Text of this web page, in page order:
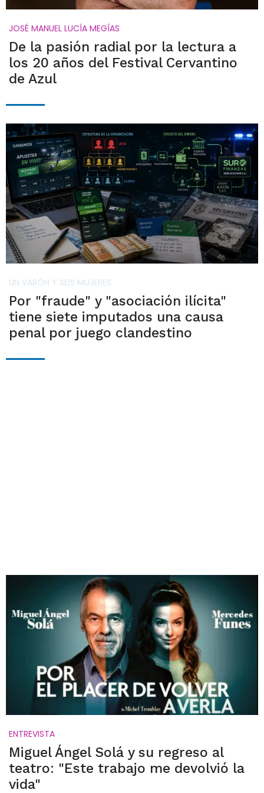
JOSÉ MANUEL LUCÍA MEGÍAS
De la pasión radial por la lectura a
los 20 años del Festival Cervantino
de Azul
UN VARÓN Y SEIS MUJERES
Por "fraude" y "asociación ilícita"
tiene siete imputados una causa
penal por juego clandestino
ENTREVISTA
Miguel Ángel Solá y su regreso al
teatro: "Este trabajo me devolvió la
vida"